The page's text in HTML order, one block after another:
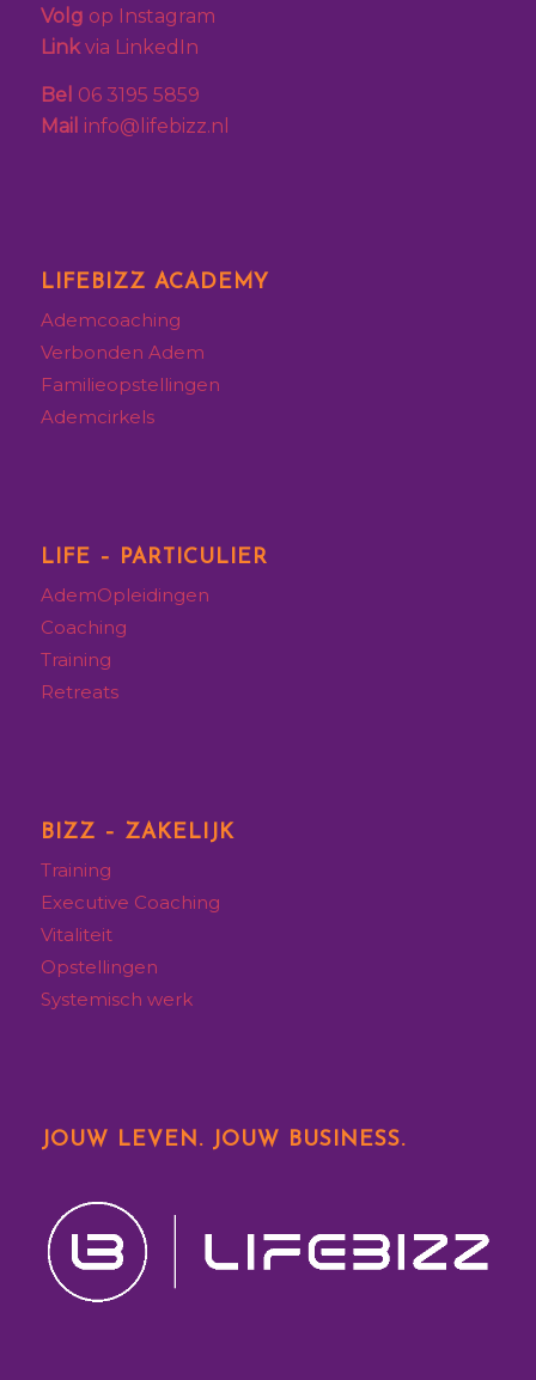
Volg op Instagram
Linkvia LinkedIn
Bel 06 3195 5859
Mail info@lifebizz.nl
LIFEBIZZ ACADEMY
Ademcoaching
Verbonden Adem
Familieopstellingen
Ademcirkels
LIFE – PARTICULIER
AdemOpleidingen
Coaching
Training
Retreats
BIZZ – ZAKELIJK
Training
Executive Coaching
Vitaliteit
Opstellingen
Systemisch werk
JOUW LEVEN. JOUW BUSINESS.